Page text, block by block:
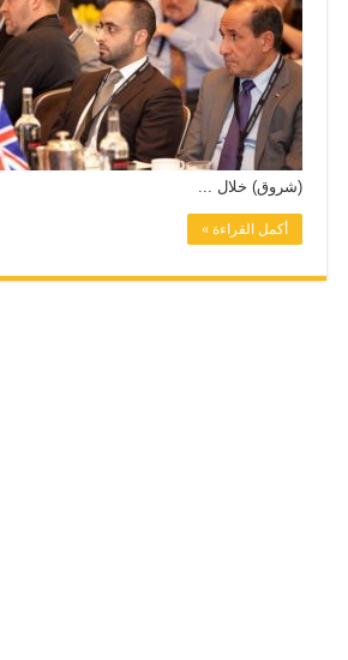
(شروق) خلال ...
أكمل القراءة »